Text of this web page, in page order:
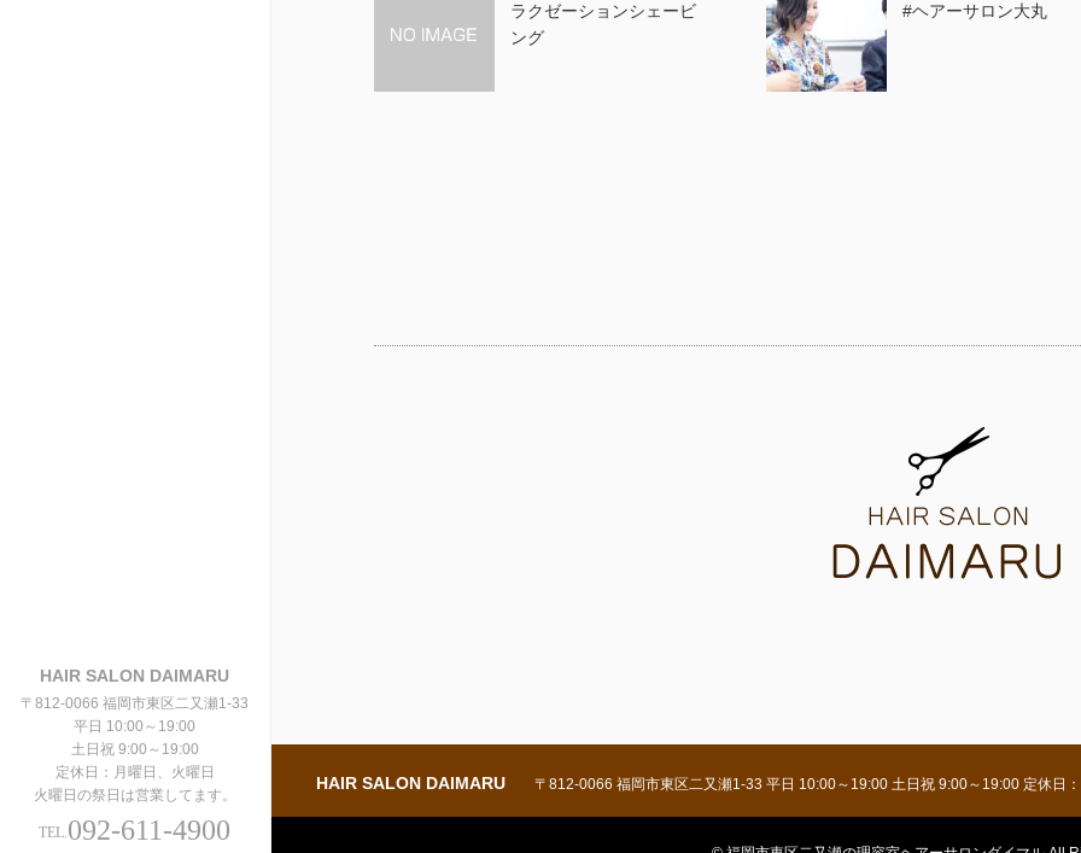
HAIR SALON DAIMARU
〒812-0066 福岡市東区二又瀬1-33
平日 10:00～19:00
土日祝 9:00～19:00
定休日：月曜日、火曜日
火曜日の祭日は営業してます。
TEL.092-611-4900
ラクゼーションシェービ
ング
#ヘアーサロン大丸
HAIR SALON DAIMARU 〒812-0066 福岡市東区二又瀬1-33 平日 10:00～19:00 土日祝 9:00～19:00 定休日